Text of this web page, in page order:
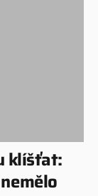
klíšťat: